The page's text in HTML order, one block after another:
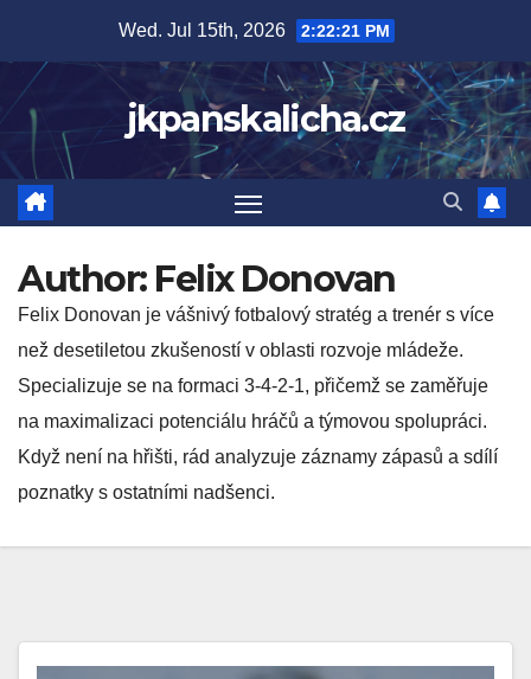
content
Wed. Jul 15th, 2026 2:22:22 PM
jkpanskalicha.cz
Author: Felix Donovan
Felix Donovan je vášnivý fotbalový stratég a trenér s více
než desetiletou zkušeností v oblasti rozvoje mládeže.
Specializuje se na formaci 3-4-2-1, přičemž se zaměřuje
na maximalizaci potenciálu hráčů a týmovou spolupráci.
Když není na hřišti, rád analyzuje záznamy zápasů a sdílí
poznatky s ostatními nadšenci.